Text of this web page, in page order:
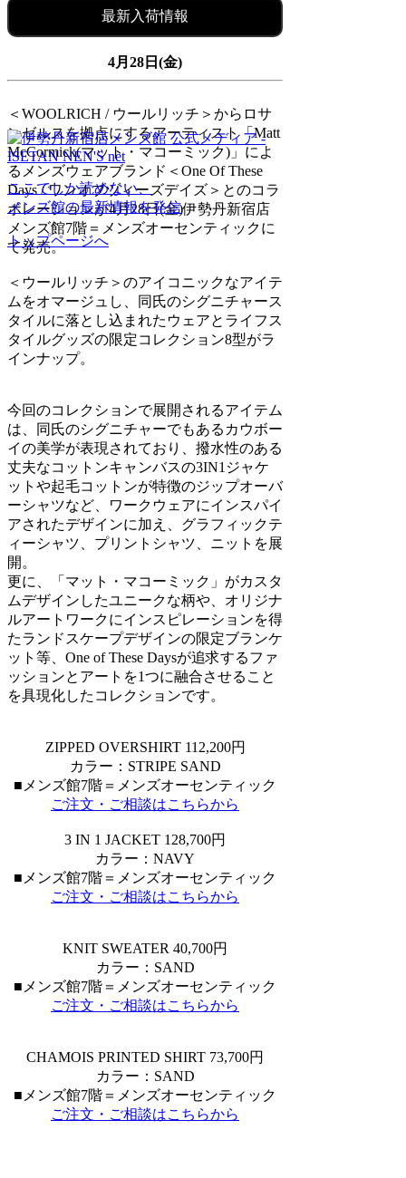
最新入荷情報
4月28日(金)
＜WOOLRICH / ウールリッチ＞からロサ
ンゼルスを拠点にするアーティスト「Matt
McCormick(マット・マコーミック)」によ
るメンズウェアブランド＜One Of These
Days / ワンオブヅィーズデイズ＞とのコラ
ボレーションが4月28日(金)伊勢丹新宿店
メンズ館7階＝メンズオーセンティックに
て発売。
＜ウールリッチ＞のアイコニックなアイテ
ムをオマージュし、同氏のシグニチャース
タイルに落とし込まれたウェアとライフス
タイルグッズの限定コレクション8型がラ
インナップ。
今回のコレクションで展開されるアイテム
は、同氏のシグニチャーでもあるカウボー
イの美学が表現されており、撥水性のある
丈夫なコットンキャンバスの3IN1ジャケ
ットや起毛コットンが特徴のジップオーバ
ーシャツなど、ワークウェアにインスパイ
アされたデザインに加え、グラフィックテ
ィーシャツ、プリントシャツ、ニットを展
開。
更に、「マット・マコーミック」がカスタ
ムデザインしたユニークな柄や、オリジナ
ルアートワークにインスピレーションを得
たランドスケープデザインの限定ブランケ
ット等、One of These Daysが追求するファ
ッションとアートを1つに融合させること
を具現化したコレクションです。
ZIPPED OVERSHIRT 112,200円
カラー：STRIPE SAND
■メンズ館7階＝メンズオーセンティック
ご注文・ご相談はこちらから
3 IN 1 JACKET 128,700円
カラー：NAVY
■メンズ館7階＝メンズオーセンティック
ご注文・ご相談はこちらから
KNIT SWEATER 40,700円
カラー：SAND
■メンズ館7階＝メンズオーセンティック
ご注文・ご相談はこちらから
CHAMOIS PRINTED SHIRT 73,700円
カラー：SAND
■メンズ館7階＝メンズオーセンティック
ご注文・ご相談はこちらから
ここでしか読めない、
メンズ館の最新情報を発信
トップページへ